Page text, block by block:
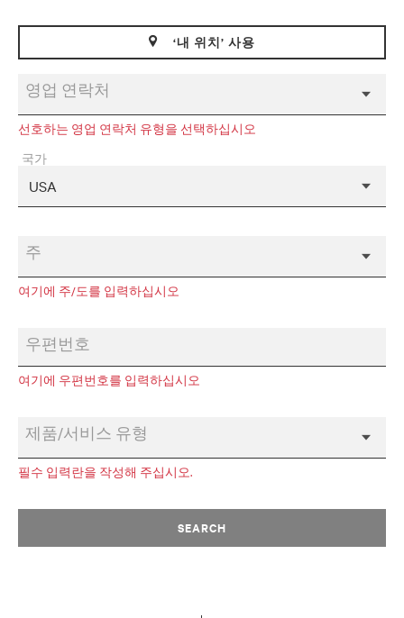
‘내 위치’ 사용
영업 연락처
선호하는 영업 연락처 유형을 선택하십시오
국가
주
여기에 주/도를 입력하십시오
우편번호
여기에 우편번호를 입력하십시오
제품/서비스 유형
필수 입력란을 작성해 주십시오.
SEARCH